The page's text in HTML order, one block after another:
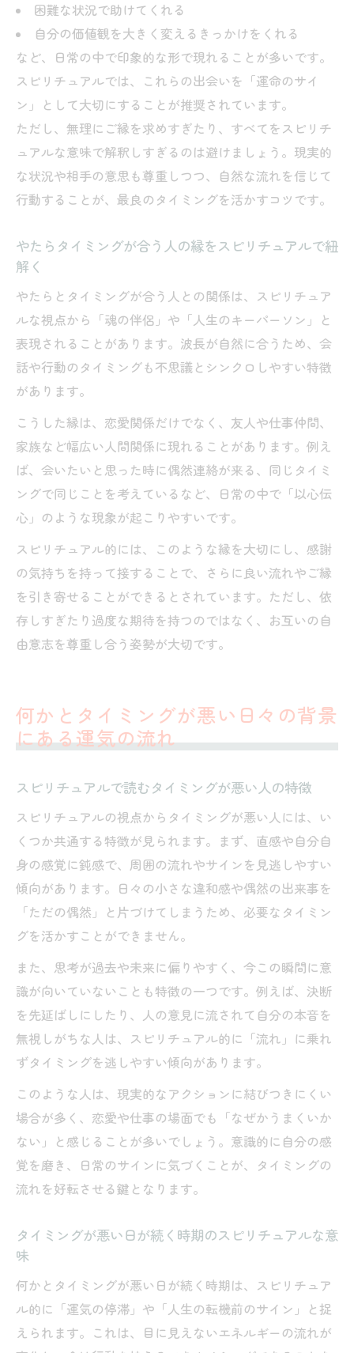
困難な状況で助けてくれる
自分の価値観を大きく変えるきっかけをくれる
など、日常の中で印象的な形で現れることが多いです。
スピリチュアルでは、これらの出会いを「運命のサイ
ン」として大切にすることが推奨されています。
ただし、無理にご縁を求めすぎたり、すべてをスピリチ
ュアルな意味で解釈しすぎるのは避けましょう。現実的
な状況や相手の意思も尊重しつつ、自然な流れを信じて
行動することが、最良のタイミングを活かすコツです。
やたらタイミングが合う人の縁をスピリチュアルで紐
解く
やたらとタイミングが合う人との関係は、スピリチュア
ルな視点から「魂の伴侶」や「人生のキーパーソン」と
表現されることがあります。波長が自然に合うため、会
話や行動のタイミングも不思議とシンクロしやすい特徴
があります。
こうした縁は、恋愛関係だけでなく、友人や仕事仲間、
家族など幅広い人間関係に現れることがあります。例え
ば、会いたいと思った時に偶然連絡が来る、同じタイミ
ングで同じことを考えているなど、日常の中で「以心伝
心」のような現象が起こりやすいです。
スピリチュアル的には、このような縁を大切にし、感謝
の気持ちを持って接することで、さらに良い流れやご縁
を引き寄せることができるとされています。ただし、依
存しすぎたり過度な期待を持つのではなく、お互いの自
由意志を尊重し合う姿勢が大切です。
何かとタイミングが悪い日々の背景
にある運気の流れ
スピリチュアルで読むタイミングが悪い人の特徴
スピリチュアルの視点からタイミングが悪い人には、い
くつか共通する特徴が見られます。まず、直感や自分自
身の感覚に鈍感で、周囲の流れやサインを見逃しやすい
傾向があります。日々の小さな違和感や偶然の出来事を
「ただの偶然」と片づけてしまうため、必要なタイミン
グを活かすことができません。
また、思考が過去や未来に偏りやすく、今この瞬間に意
識が向いていないことも特徴の一つです。例えば、決断
を先延ばしにしたり、人の意見に流されて自分の本音を
無視しがちな人は、スピリチュアル的に「流れ」に乗れ
ずタイミングを逃しやすい傾向があります。
このような人は、現実的なアクションに結びつきにくい
場合が多く、恋愛や仕事の場面でも「なぜかうまくいか
ない」と感じることが多いでしょう。意識的に自分の感
覚を磨き、日常のサインに気づくことが、タイミングの
流れを好転させる鍵となります。
タイミングが悪い日が続く時期のスピリチュアルな意
味
何かとタイミングが悪い日が続く時期は、スピリチュア
ル的に「運気の停滞」や「人生の転機前のサイン」と捉
えられます。これは、目に見えないエネルギーの流れが